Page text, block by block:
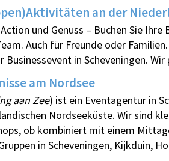
an der
und Genuss – Buchen Sie
Auch für Freunde oder
Businessevent in Scheveningen.
am Nordsee
aan Zee) ist ein Eventagentur in
Nordseeküste. Wir sind
ob kombiniert mit einem
in Scheveningen, Kijkduin,